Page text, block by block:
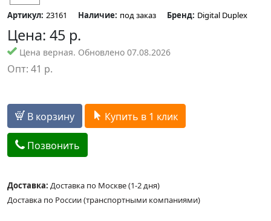
Артикул: 23161 Наличие: под заказ Бренд: Digital Duplex
Цена: 45 р.
Цена верная. Обновлено 07.08.2026
Опт: 41 р.
В корзину Купить в 1 клик
Позвонить
Доставка: Доставка по Москве (1-2 дня)
Доставка по России (транспортными компаниями)